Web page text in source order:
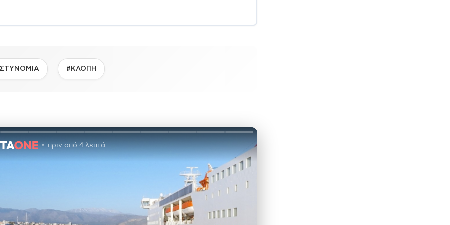
#ΚΛΟΠΗ
πριν από 4 λεπτά